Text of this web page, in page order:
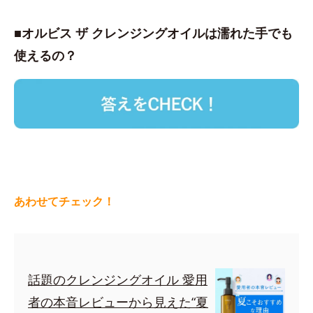
■オルビス ザ クレンジングオイルは濡れた手でも
使えるの？
あわせてチェック！
話題のクレンジングオイル 愛用
者の本音レビューから見えた“夏